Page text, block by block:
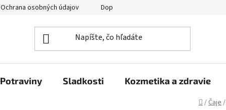
Ochrana osobných údajov Doprava a platba
Potraviny Sladkosti Kozmetika a zdravie
Domov
/Čaje/